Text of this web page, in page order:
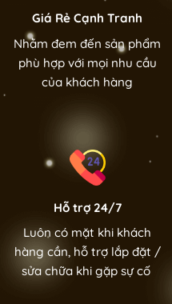
Giá Rẻ Cạnh Tranh
Nhằm đem đến sản phẩm
phù hợp với mọi nhu cầu
của khách hàng
Hỗ trợ 24/7
Luôn có mặt khi khách
hàng cần, hỗ trợ lắp đặt /
sửa chữa khi gặp sự cố